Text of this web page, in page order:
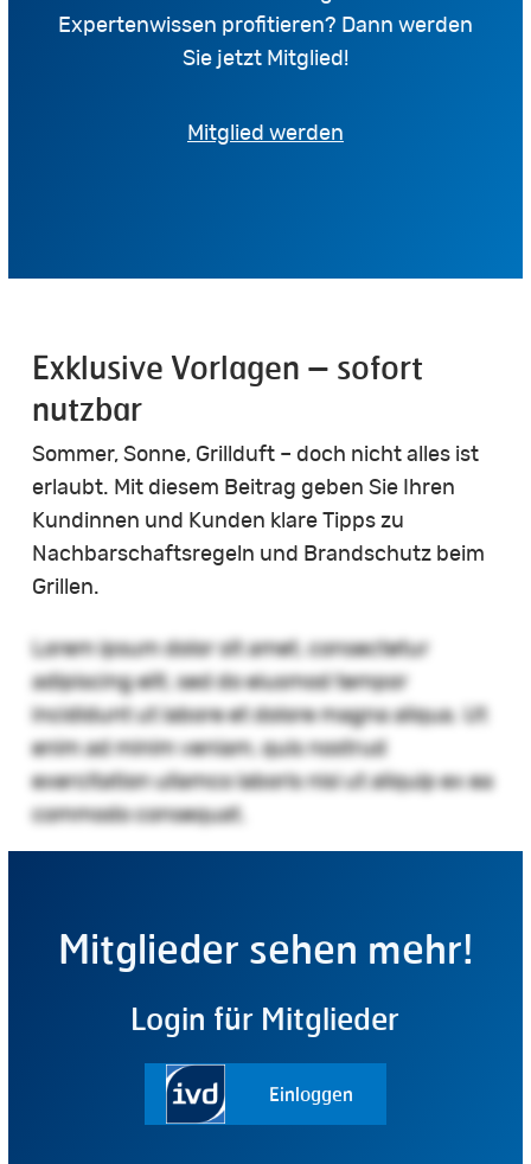
Expertenwissen profitieren? Dann werden
Sie jetzt Mitglied!
Mitglied werden
Exklusive Vorlagen – sofort
nutzbar
Sommer, Sonne, Grillduft – doch nicht alles ist
erlaubt. Mit diesem Beitrag geben Sie Ihren
Kundinnen und Kunden klare Tipps zu
Nachbarschaftsregeln und Brandschutz beim
Grillen.
Lorem ipsum dolor sit amet, consectetur
adipiscing elit, sed do eiusmod tempor
incididunt ut labore et dolore magna aliqua. Ut
enim ad minim veniam, quis nostrud
exercitation ullamco laboris nisi ut aliquip ex ea
commodo consequat.
Mitglieder sehen mehr!
Login für Mitglieder
Einloggen